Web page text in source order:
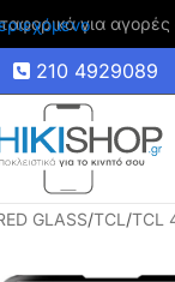
για
210 4929089
GLASS/TCL /TCL